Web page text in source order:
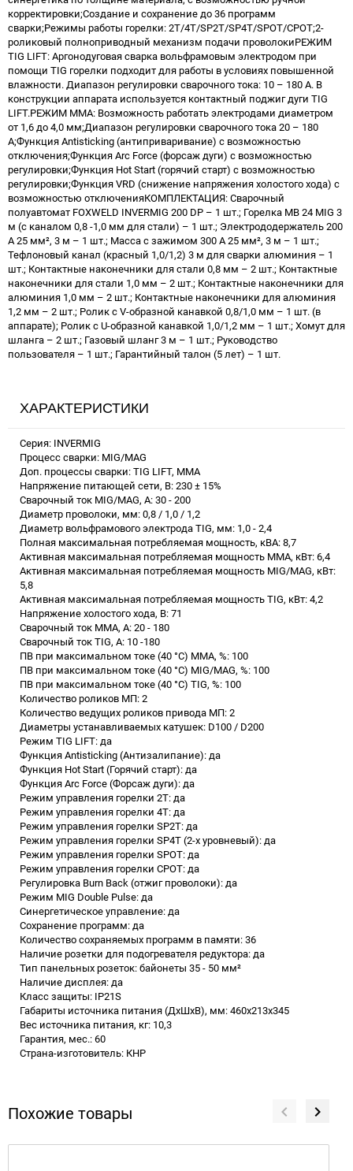
корректировки;Создание и сохранение до 36 программ
сварки;Режимы работы горелки: 2Т/4Т/SP2T/SP4T/SPOT/CPOT;2-
роликовый полноприводный механизм подачи проволокиРЕЖИМ
TIG LIFT: Аргонодуговая сварка вольфрамовым электродом при
помощи TIG горелки подходит для работы в условиях повышенной
влажности. Диапазон регулировки сварочного тока: 10 – 180 А. В
конструкции аппарата используется контактный поджиг дуги TIG
LIFT.РЕЖИМ MMA: Возможность работать электродами диаметром
от 1,6 до 4,0 мм;Диапазон регулировки сварочного тока 20 – 180
А;Функция Antisticking (антиприваривание) с возможностью
отключения;Функция Arc Force (форсаж дуги) с возможностью
регулировки;Функция Hot Start (горячий старт) с возможностью
регулировки;Функция VRD (снижение напряжения холостого хода) с
возможностью отключенияКОМПЛЕКТАЦИЯ: Сварочный
полуавтомат FOXWELD INVERMIG 200 DP – 1 шт.; Горелка MB 24 MIG 3
м (с каналом 0,8 -1,0 мм для стали) – 1 шт.; Электрододержатель 200
А 25 мм², 3 м – 1 шт.; Масса с зажимом 300 А 25 мм², 3 м – 1 шт.;
Тефлоновый канал (красный 1,0/1,2) 3 м для сварки алюминия – 1
шт.; Контактные наконечники для стали 0,8 мм – 2 шт.; Контактные
наконечники для стали 1,0 мм – 2 шт.; Контактные наконечники для
алюминия 1,0 мм – 2 шт.; Контактные наконечники для алюминия
1,2 мм – 2 шт.; Ролик с V-образной канавкой 0,8/1,0 мм – 1 шт. (в
аппарате); Ролик с U-образной канавкой 1,0/1,2 мм – 1 шт.; Хомут для
шланга – 2 шт.; Газовый шланг 3 м – 1 шт.; Руководство
пользователя – 1 шт.; Гарантийный талон (5 лет) – 1 шт.
ХАРАКТЕРИСТИКИ
Серия: INVERMIG
Процесс сварки: MIG/MAG
Доп. процессы сварки: TIG LIFT, MMA
Напряжение питающей сети, В: 230 ± 15%
Сварочный ток MIG/MAG, А: 30 - 200
Диаметр проволоки, мм: 0,8 / 1,0 / 1,2
Диаметр вольфрамового электрода TIG, мм: 1,0 - 2,4
Полная максимальная потребляемая мощность, кВА: 8,7
Активная максимальная потребляемая мощность ММА, кВт: 6,4
Активная максимальная потребляемая мощность MIG/MAG, кВт:
5,8
Активная максимальная потребляемая мощность TIG, кВт: 4,2
Напряжение холостого хода, В: 71
Сварочный ток MMA, А: 20 - 180
Сварочный ток TIG, А: 10 -180
ПВ при максимальном токе (40 °C) ММА, %: 100
ПВ при максимальном токе (40 °C) MIG/MAG, %: 100
ПВ при максимальном токе (40 °C) TIG, %: 100
Количество роликов МП: 2
Количество ведущих роликов привода МП: 2
Диаметры устанавливаемых катушек: D100 / D200
Режим TIG LIFT: да
Функция Antisticking (Антизалипание): да
Функция Hot Start (Горячий старт): да
Функция Arc Force (Форсаж дуги): да
Режим управления горелки 2Т: да
Режим управления горелки 4T: да
Режим управления горелки SP2T: да
Режим управления горелки SP4T (2-х уровневый): да
Режим управления горелки SPOT: да
Режим управления горелки СPOT: да
Регулировка Burn Back (отжиг проволоки): да
Режим MIG Double Pulse: да
Синергетическое управление: да
Сохранение программ: да
Количество сохраняемых программ в памяти: 36
Наличие розетки для подогревателя редуктора: да
Тип панельных розеток: байонеты 35 - 50 мм²
Наличие дисплея: да
Класс защиты: IP21S
Габариты источника питания (ДхШхВ), мм: 460х213х345
Вес источника питания, кг: 10,3
Гарантия, мес.: 60
Страна-изготовитель: КНР
Похожие товары